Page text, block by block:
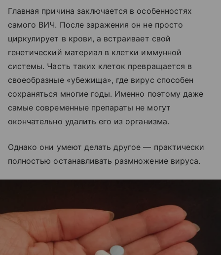
Главная причина заключается в особенностях
самого ВИЧ. После заражения он не просто
циркулирует в крови, а встраивает свой
генетический материал в клетки иммунной
системы. Часть таких клеток превращается в
своеобразные «убежища», где вирус способен
сохраняться многие годы. Именно поэтому даже
самые современные препараты не могут
окончательно удалить его из организма.
Однако они умеют делать другое — практически
полностью останавливать размножение вируса.